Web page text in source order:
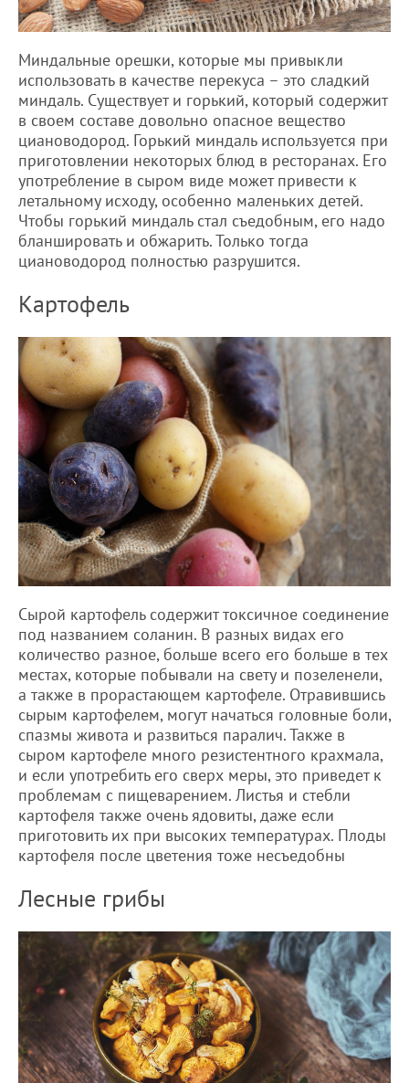
Миндальные орешки, которые мы привыкли
использовать в качестве перекуса – это сладкий
миндаль. Существует и горький, который содержит
в своем составе довольно опасное вещество
циановодород. Горький миндаль используется при
приготовлении некоторых блюд в ресторанах. Его
употребление в сыром виде может привести к
летальному исходу, особенно маленьких детей.
Чтобы горький миндаль стал съедобным, его надо
бланшировать и обжарить. Только тогда
циановодород полностью разрушится.
Картофель
Сырой картофель содержит токсичное соединение
под названием соланин. В разных видах его
количество разное, больше всего его больше в тех
местах, которые побывали на свету и позеленели,
а также в прорастающем картофеле. Отравившись
сырым картофелем, могут начаться головные боли,
спазмы живота и развиться паралич. Также в
сыром картофеле много резистентного крахмала,
и если употребить его сверх меры, это приведет к
проблемам с пищеварением. Листья и стебли
картофеля также очень ядовиты, даже если
приготовить их при высоких температурах. Плоды
картофеля после цветения тоже несъедобны
Лесные грибы